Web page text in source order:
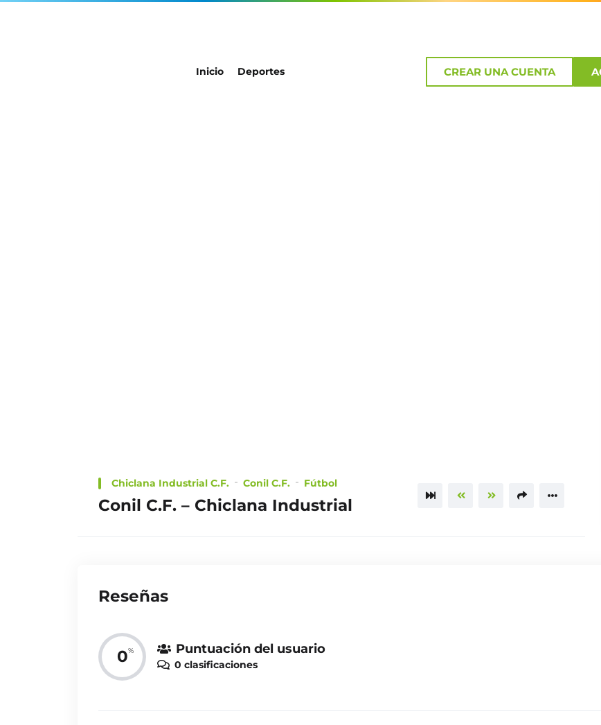
Inicio Deportes CREAR UNA CUENTA
A PLAN
Chiclana Industrial C.F. Conil C.F. Fútbol
Conil C.F. – Chiclana Industrial
Reseñas
0% Puntuación del usuario
0 clasificaciones